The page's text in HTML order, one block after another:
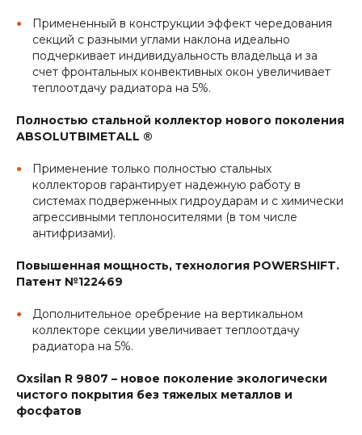
Примененный в конструкции эффект чередования
секций с разными углами наклона идеально
подчеркивает индивидуальность владельца и за
счет фронтальных конвективных окон увеличивает
теплоотдачу радиатора на 5%.
Полностью стальной коллектор нового поколения
ABSOLUTBIMETALL ®
Применение только полностью стальных
коллекторов гарантирует надежную работу в
системах подверженных гидроударам и с химически
агрессивными теплоносителями (в том числе
антифризами).
Повышенная мощность, технология POWERSHIFT.
Патент №122469
Дополнительное оребрение на вертикальном
коллекторе секции увеличивает теплоотдачу
радиатора на 5%.
Oxsilan R 9807 – новое поколение экологически
чистого покрытия без тяжелых металлов и
фосфатов